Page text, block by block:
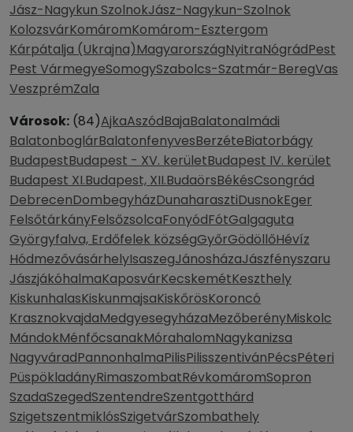
Jász-Nagykun SzolnokJász-Nagykun-Szolnok
KolozsvárKomáromKomárom-Esztergom
Kárpátalja (Ukrajna)MagyarországNyitraNógrádPest
Pest VármegyeSomogySzabolcs-Szatmár-BeregVas
VeszprémZala
Városok: (84)AjkaAszódBajaBalatonalmádi
BalatonboglárBalatonfenyvesBerzéteBiatorbágy
BudapestBudapest - XV. kerületBudapest IV. kerület
Budapest XI.Budapest, XII.BudaörsBékésCsongrád
DebrecenDombegyházDunaharasztiDusnokEger
FelsőtárkányFelsőzsolcaFonyódFótGalgaguta
Györgyfalva, Erdőfelek községGyőrGödöllőHévíz
HódmezővásárhelyIsaszegJánosházaJászfényszaru
JászjákóhalmaKaposvárKecskemétKeszthely
KiskunhalasKiskunmajsaKiskőrösKoroncó
KrasznokvajdaMedgyesegyházaMezőberényMiskolc
MándokMénfőcsanakMórahalomNagykanizsa
NagyváradPannonhalmaPilisPilisszentivánPécsPéteri
PüspökladányRimaszombatRévkomáromSopron
SzadaSzegedSzentendreSzentgotthárd
SzigetszentmiklósSzigetvárSzombathely